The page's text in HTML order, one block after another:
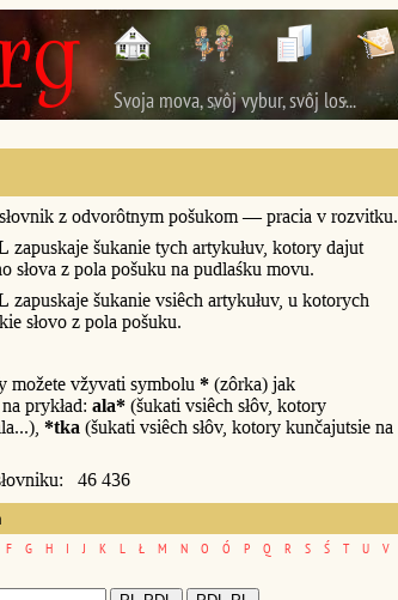
Svoja mova, svôj vybur, svôj los...
z odvorôtnym pošukom — pracia v rozvitku.
zapuskaje šukanie tych artykułuv, kotory dajut
słova z pola pošuku na pudlaśku movu.
zapuskaje šukanie vsiêch artykułuv, u kotorych
słovo z pola pošuku.
možete vžyvati symbolu * (zôrka) jak
prykład: ala* (šukati vsiêch słôv, kotory
*tka (šukati vsiêch słôv, kotory kunčajutsie na
46 436
F G H I J K L Ł M N O Ó P Q R S Ś T U V